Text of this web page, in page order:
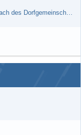
06. Errichtung einer PV Anlage auf dem Dach des Dorfgemeinschaftshauses